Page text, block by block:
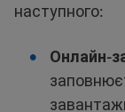
наступного:
Онлайн-